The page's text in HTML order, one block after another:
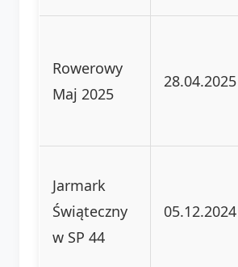
Rowerowy
Maj 2025
28.04.2025
Jarmark
Świąteczny
w SP 44
05.12.2024